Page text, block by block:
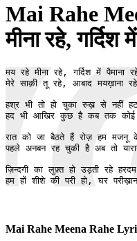
Mai Rahe
मीना रहे, गर्दिश
मय रहे मीना रहे, गर्दिश में पैमाना
मेरे साक़ी तू रहे, आबाद मयख़ाना रहे
हश्र भी तो हो चुका रुख़ से नहीं
हद भी आखिर कुछ है कब तक कोई
रात को जा बैठते हैं रोज़ हम मजनू
पहले अनबन रह चुकी है अब तो
ज़िन्दगी का लुफ़्त हो उड़ती रहे
हम हों शीशे की परी हो, घर
Mai Rahe Meena Rahe